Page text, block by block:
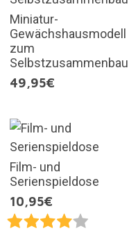
Miniatur-
Gewächshausmodell
zum
Selbstzusammenbau
49,95€
Film- und
Serienspieldose
10,95€